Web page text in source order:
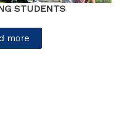
STUDENTS
more